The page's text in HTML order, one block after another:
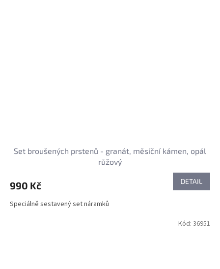
Set broušených prstenů - granát, měsíční kámen, opál
růžový
990 Kč DETAIL
Speciálně sestavený set náramků
Kód: 36951